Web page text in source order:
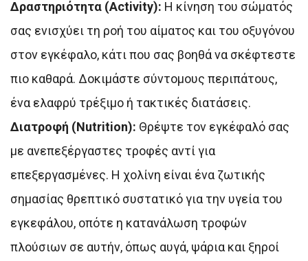
Δραστηριότητα (Activity): Η κίνηση του σώματός
σας ενισχύει τη ροή του αίματος και του οξυγόνου
στον εγκέφαλο, κάτι που σας βοηθά να σκέφτεστε
πιο καθαρά. Δοκιμάστε σύντομους περιπάτους,
ένα ελαφρύ τρέξιμο ή τακτικές διατάσεις.
Διατροφή (Nutrition): Θρέψτε τον εγκέφαλό σας
με ανεπεξέργαστες τροφές αντί για
επεξεργασμένες. Η χολίνη είναι ένα ζωτικής
σημασίας θρεπτικό συστατικό για την υγεία του
εγκεφάλου, οπότε η κατανάλωση τροφών
πλούσιων σε αυτήν, όπως αυγά, ψάρια και ξηροί